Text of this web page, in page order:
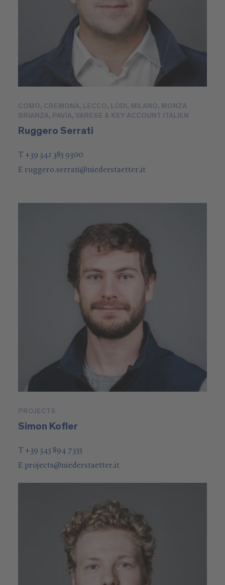
COMO, CREMONA, LECCO, LODI, MILANO, MONZA
BRIANZA, PAVIA, VARESE & KEY ACCOUNT ITALIEN
Ruggero Serrati
T +39 342 385 9300
E ruggero.serrati@niederstaetter.it
PROJECTS
Simon Kofler
T +39 345 894 7355
E projects@niederstaetter.it